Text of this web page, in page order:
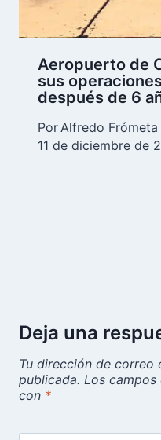
Aeropuerto de
sus
después de 6
PorAlfredo Frómeta
11 de diciembre de
Deja una
Tu dirección de correo
publicada. Los
con *